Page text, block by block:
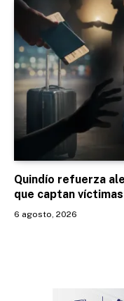
Quindío refuerza
que captan víctimas
6 agosto, 2026